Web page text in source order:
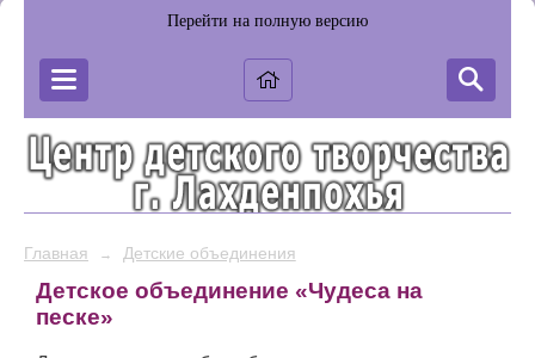
Перейти на полную версию
Главная → Детские объединения
Детское объединение «Чудеса на
песке»